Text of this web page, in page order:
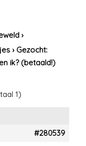
›
› Gezocht:
ik? (betaald!)
1)
#280539